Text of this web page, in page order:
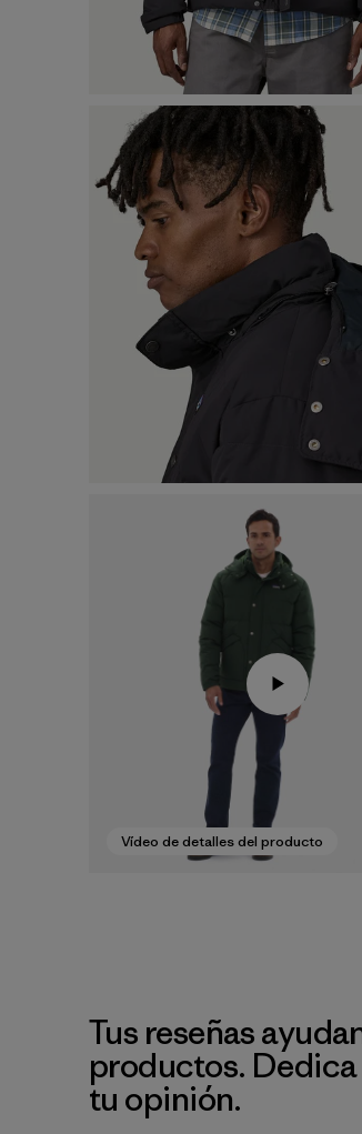
Vídeo de detalles del producto
Tus reseñas
productos.
tu opinión.